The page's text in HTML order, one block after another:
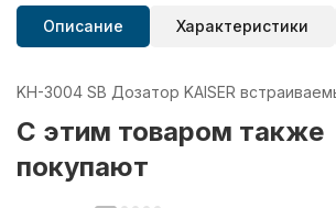
Описание Характеристики
KH-3004 SB Дозатор KAISER
C этим товаром также
покупают